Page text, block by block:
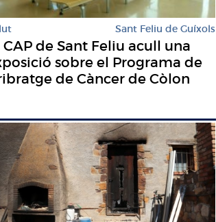
Sant Feliu de Guíxols
CAP de Sant Feliu acull una
sobre el Programa de
de Càncer de Còlon